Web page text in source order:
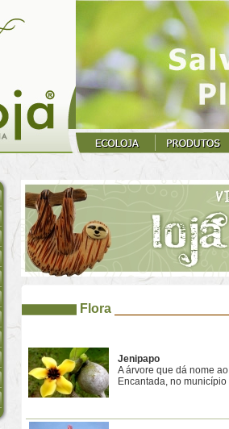
Flora
Jenipapo
A árvore que dá nome
Encantada, no